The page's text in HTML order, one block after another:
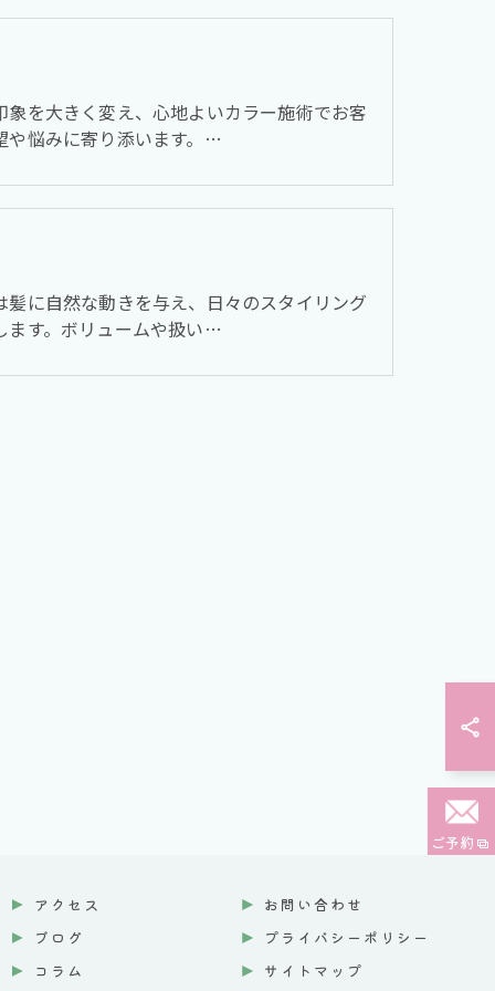
象を大きく変え、心地よいカラー施術でお客
や悩みに寄り添います。…
髪に自然な動きを与え、日々のスタイリング
ます。ボリュームや扱い…
ご予約
アクセス
ブログ
コラム
お問い合わせ
プライバシーポリシー
サイトマップ